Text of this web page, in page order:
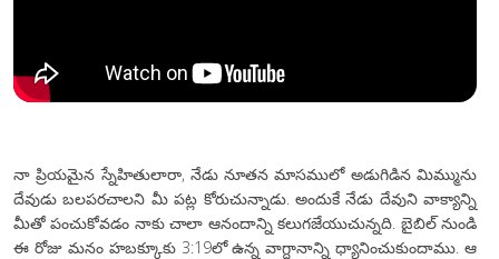
నా ప్రియమైన స్నేహితులారా, నేడు నూతన మాసములో అడుగిడిన మిమ్మును
దేవుడు బలపరచాలని మీ పట్ల కోరుచున్నాడు. అందుకే నేడు దేవుని వాక్యాన్ని
మీతో పంచుకోవడం నాకు చాలా ఆనందాన్ని కలుగజేయుచున్నది. బైబిల్ నుండి
ఈ రోజు మనం హబక్కూకు 3:19లో ఉన్న వాగ్దానాన్ని ధ్యానించుకుందాము. ఆ